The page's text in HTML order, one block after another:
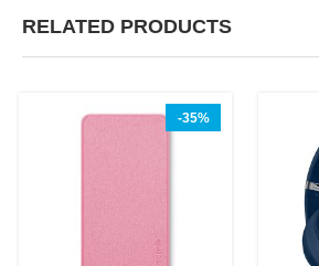
RELATED PRODUCTS
-35%